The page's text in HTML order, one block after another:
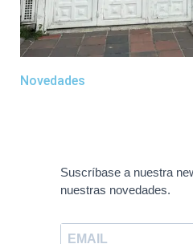
Novedades
Suscríbase a nuestra
nuestras novedades.